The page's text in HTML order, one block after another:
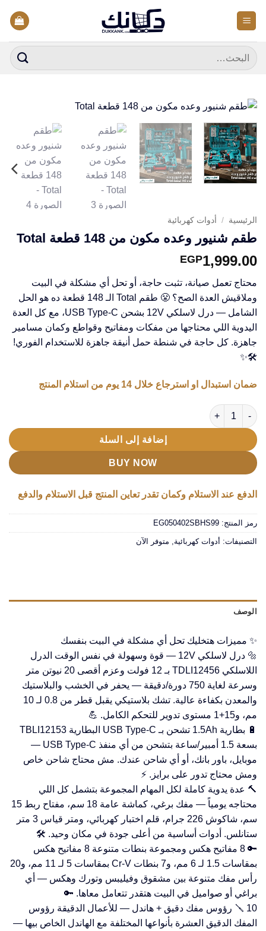
للمحتوى
البحث
عن:
الرئيسية / أدوات كهربائية
طقم شنيور وعده مكون من 148 قطعة Total
EGP1,999.00
محتاج تعمل صيانة، تثبت حاجة، أو تحل أي مشكلة في البيت
وملاقيش العدة الصح؟ 😤 طقم Total الـ 148 قطعة ده هو الحل
الشامل — درل لاسلكي 12V بشحن USB Type-C، مع كل العدة
اليدوية اللي محتاجها من مفكات ومفاتيح وقواطع وكمان مسامير
جاهزة. كل حاجة في شنطة حمل أنيقة جاهزة للاستخدام الفوري!
🛠️✨
ضمان استبدال او استرجاع خلال 14 يوم من استلام المنتج
كمية طقم شنيور وعده مكون من 148 قطعة Total
إضافة إلى السلة
BUY NOW
الدفع عند الاستلام وكمان تقدر تعاين المنتج قبل الاستلام والدفع
رمز المنتج: EG050402SBHS99
التصنيفات: أدوات كهربائية, متوفر الآن
الوصف
✨ مميزات هتخليك تحل أي مشكلة في البيت بنفسك
🔩 درل لاسلكي 12V — قوة وسهولة في نفس الوقت الدرل
اللاسلكي TDLI12456 بـ 12 فولت وعزم أقصى 20 نيوتن متر
وسرعة لغاية 750 دورة/دقيقة — يحفر في الخشب والبلاستيك
والمعدن بكفاءة عالية. تشك بلاستيكي يقبل قطر من 0.8 لـ 10
مم، و15+1 مستوى تدوير للتحكم الكامل. 💪
🔋 بطارية 1.5Ah تشحن بـ USB Type-C البطارية TBLI12153
بسعة 1.5 أمبير/ساعة بتشحن من أي منفذ USB Type-C —
موبايل، باور بانك، أو أي شاحن عندك. مش محتاج شاحن خاص
ومش محتاج تدور على برايز. ⚡
🔨 عدة يدوية كاملة لكل المهام المجموعة بتشمل كل اللي
محتاجه يومياً — مفك برغي، كماشة عامة 18 سم، مفتاح ربط 15
سم، شاكوش 226 جرام، قلم اختبار كهربائي، ومتر قياس 3 متر
ستانلس. أدوات أساسية من أعلى جودة في مكان وحيد. 🛠️
🔑 8 مفاتيح هكس ومجموعة بنطات متنوعة 8 مفاتيح هكس
بمقاسات 1.5 لـ 6 مم، و7 بنطات Cr-V بمقاسات 5 لـ 11 مم، و20
رأس مفك متنوعة بين مشقوق وفيليبس وتورك وهكس — أي
براغي أو صواميل في البيت هتقدر تتعامل معاها. 🔑
🪛 10 رؤوس مفك دقيق + هاندل — للأعمال الدقيقة رؤوس
المفك الدقيق العشرة بأنواعها المختلفة مع الهاندل الخاص بيها —